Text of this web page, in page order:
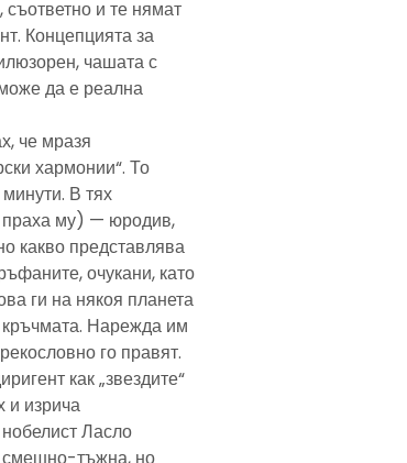
и те нямат
Концепцията за
чашата с
да е реална
че мразя
хармонии“. То
В тях
му) — юродив,
какво представлява
очукани, като
ги на някоя планета
Нарежда им
го правят.
как „звездите“
и изрича
Ласло